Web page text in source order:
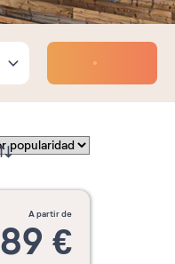
5 noches
a partir de
€